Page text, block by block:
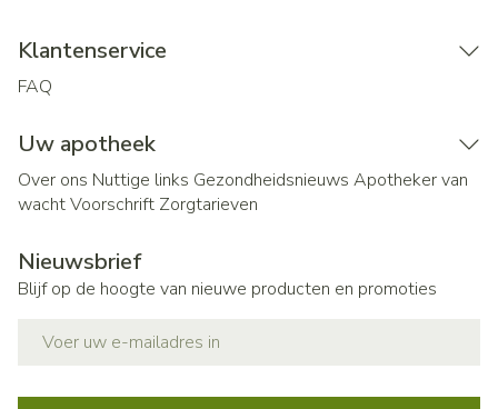
Klantenservice
FAQ
Uw apotheek
Over ons Nuttige links Gezondheidsnieuws Apotheker van
wachtVoorschrift Zorgtarieven
Nieuwsbrief
Blijf op de hoogte van nieuwe producten en promoties